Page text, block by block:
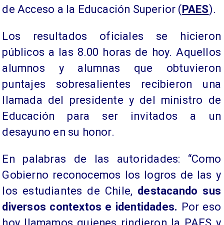
de Acceso a la Educación Superior (PAES).
Los resultados oficiales se hicieron
públicos a las 8.00 horas de hoy. Aquellos
alumnos y alumnas que obtuvieron
puntajes sobresalientes recibieron una
llamada del presidente y del ministro de
Educación para ser invitados a un
desayuno en su honor.
En palabras de las autoridades: “Como
Gobierno reconocemos los logros de las y
los estudiantes de Chile, destacando sus
diversos contextos e identidades. Por eso